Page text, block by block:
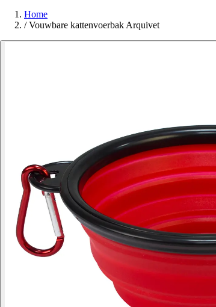
Home
/ Vouwbare kattenvoerbak Arquivet